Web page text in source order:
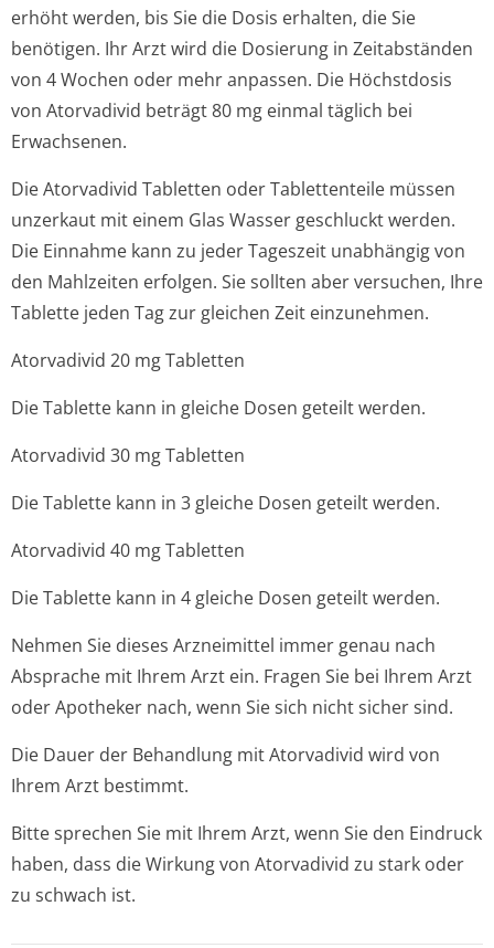
erhöht werden, bis Sie die Dosis erhalten, die Sie
benötigen. Ihr Arzt wird die Dosierung in Zeitabständen
von 4 Wochen oder mehr anpassen. Die Höchstdosis
von Atorvadivid beträgt 80 mg einmal täglich bei
Erwachsenen.
Die Atorvadivid Tabletten oder Tablettenteile müssen
unzerkaut mit einem Glas Wasser geschluckt werden.
Die Einnahme kann zu jeder Tageszeit unabhängig von
den Mahlzeiten erfolgen. Sie sollten aber versuchen, Ihre
Tablette jeden Tag zur gleichen Zeit einzunehmen.
Atorvadivid 20 mg Tabletten
Die Tablette kann in gleiche Dosen geteilt werden.
Atorvadivid 30 mg Tabletten
Die Tablette kann in 3 gleiche Dosen geteilt werden.
Atorvadivid 40 mg Tabletten
Die Tablette kann in 4 gleiche Dosen geteilt werden.
Nehmen Sie dieses Arzneimittel immer genau nach
Absprache mit Ihrem Arzt ein. Fragen Sie bei Ihrem Arzt
oder Apotheker nach, wenn Sie sich nicht sicher sind.
Die Dauer der Behandlung mit Atorvadivid wird von
Ihrem Arzt bestimmt.
Bitte sprechen Sie mit Ihrem Arzt, wenn Sie den Eindruck
haben, dass die Wirkung von Atorvadivid zu stark oder
zu schwach ist.